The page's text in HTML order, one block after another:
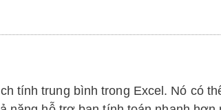
tính trung bình trong Excel. Nó có